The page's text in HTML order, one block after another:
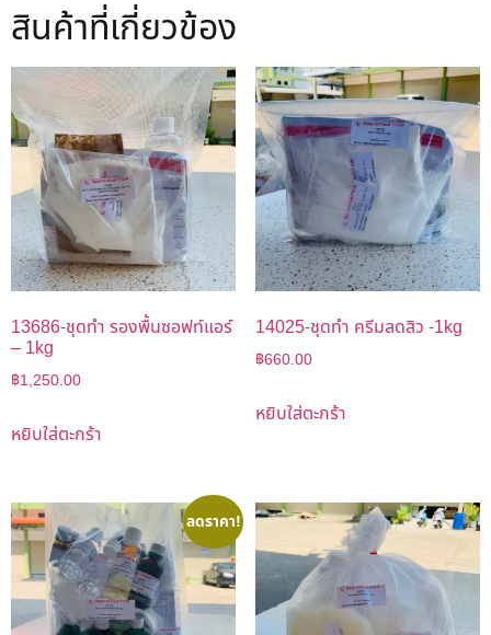
สินค้าที่เกี่ยวข้อง
13686-ชุดทำ รองพื้นซอฟท์แอร์
– 1kg
฿1,250.00
หยิบใส่ตะกร้า
14025-ชุดทำ ครีมลดสิว -1kg
฿660.00
หยิบใส่ตะกร้า
ลดราคา!